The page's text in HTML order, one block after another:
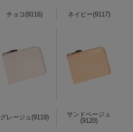
チョコ(9116) ネイビー(9117)
グレージュ(9119)
サンドベージュ
(9120)